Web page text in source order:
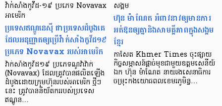
វ៉ាក់សាំងកូវីដ-១៩ ប្រភេទ Novavax
អាមេរិក
ប្រទេសឥណ្ឌូនេស៊ី ជាប្រទេសដំបូងគេ
ដែលអនុញ្ញាតឲ្យប្រើវ៉ាក់សាំងកូវីដ១៩
ប្រភេទ Novavax របស់អាមេរិក
វ៉ាក់សាំងកូវីដ១៩ ប្រភេទណូវ៉ាវ៉ាក់
(Novavax) ដែលត្រូវបានផលិតឡើង
ដំបូងដោយក្រុមហ៊ុនរបស់អាមេរិក ថ្មីៗ
នេះ ត្រូវបាននិយ័តកររបស់ប្រទេស
ឥណ្ឌូន…
សង្គម
ហ៊ុន ម៉ាណែត អំពាវនាវ​ឲ្យ​មាន​ការ
អត់ឱនឲ្យ​គ្នា​​និង​សាមគ្គីភាព​ក្នុង​សង្គម​
ខ្មែរ
កាសែត Khmer Times ចុះ​ផ្សាយ​
កិច្ច​សម្ភាសន៍​ផ្ដាច់​មុខ​ជាមួយ​ឧត្តម​សេនីយ៍​
ឯក ហ៊ុន ម៉ាណែត នាយរង​សេនាធិការ​
ចម្រុះ​កង​យោធពល​ខេមរភូមិន្ទ…